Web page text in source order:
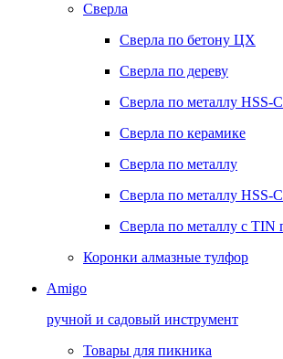
Сверла
Сверла по бетону ЦХ
Сверла по дереву
Сверла по металлу HSS-
Сверла по керамике
Сверла по металлу
Сверла по металлу HSS-
Сверла по металлу с TIN
Коронки алмазные тулфор
Amigo
ручной и садовый инструмент
Товары для пикника